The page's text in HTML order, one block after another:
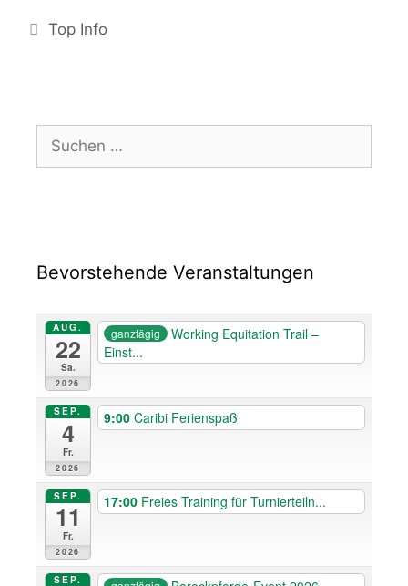
Top Info
Bevorstehende Veranstaltungen
AUG.
22
Sa.
2026
ganztägig
Working Equitation Trail –
Einst...
SEP.
4
Fr.
2026
9:00 Caribi Ferienspaß
SEP.
11
Fr.
2026
17:00 Freies Training für Turnierteiln...
SEP.